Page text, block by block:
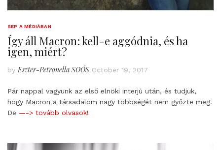
SEP A MÉDIÁBAN
Így áll Macron: kell-e aggódnia, és ha
igen, miért?
byEszter-Petronella SOÓS October 19, 2017
Pár nappal vagyunk az első elnöki interjú után, és tudjuk,
hogy Macron a társadalom nagy többségét nem győzte meg.
De —-> tovább olvasok!